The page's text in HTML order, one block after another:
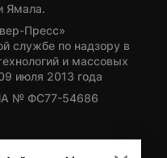
Ямала.
Пресс»
службе по надзору в
и массовых
июля 2013 года
№ ФС77-54686